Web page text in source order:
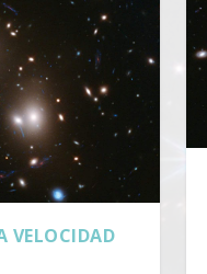
VELOCIDAD